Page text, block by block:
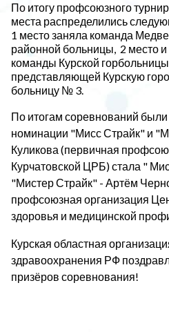
По итогу профсоюзного
места распределились
1 место заняла команда
районной больницы, 2 место
команды Курской
представляющей Курскую
больницу № 3.
По итогам соревнований
номинации "Мисс Страйк" и
Куликова (первичная
Курчатовской ЦРБ) стала "
"Мистер Страйк" - Артём
профсоюзная организация
здоровья и медицинской
Курская областная
здравоохранения РФ
призёров соревнования!